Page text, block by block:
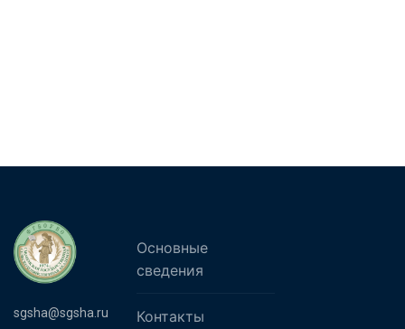
sgsha@sgsha.ru
Основные
сведения
Контакты